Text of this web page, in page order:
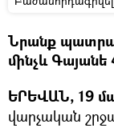
Նրանք
մինչև
ԵՐԵՎԱՆ, 19
վարչական